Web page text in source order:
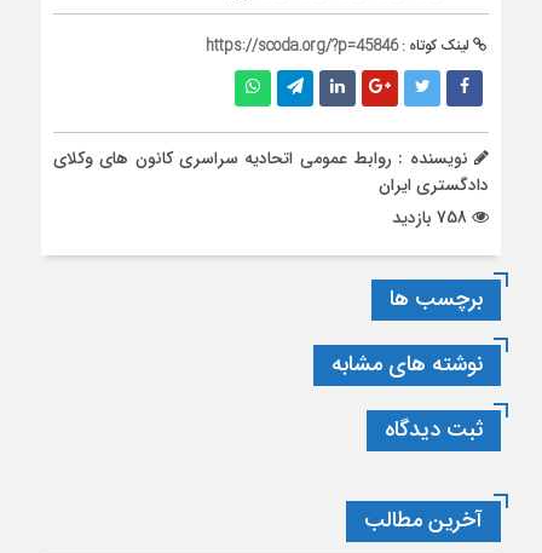
لینک کوتاه :https://scoda.org/?p=45846
نویسنده : روابط عمومی اتحادیه سراسری کانون های وکلای
دادگستری ایران
برچسب ها
نوشته های مشابه
ثبت دیدگاه
آخرین مطالب